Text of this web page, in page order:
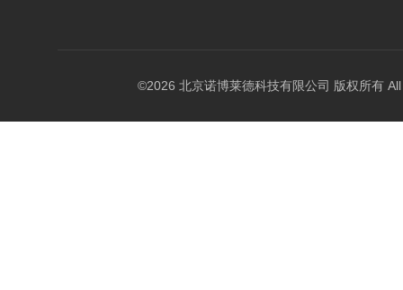
©2026 北京诺博莱德科技有限公司 版权所有